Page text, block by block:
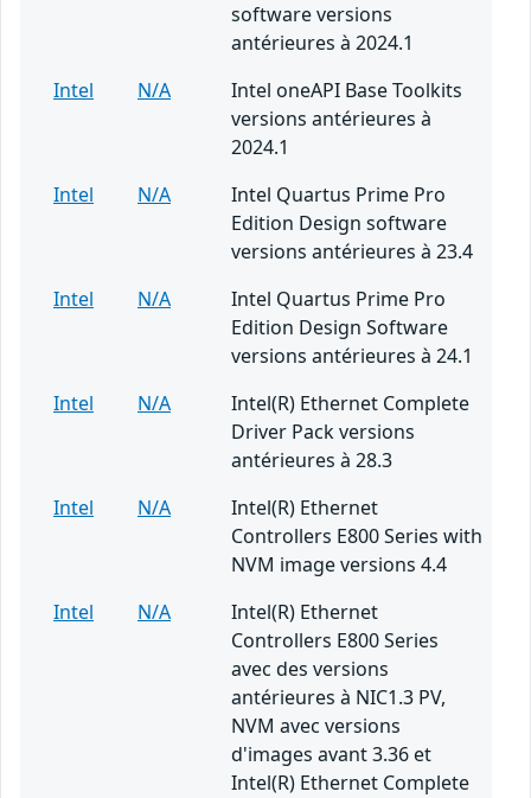
software versions
antérieures à 2024.1
Intel
N/A
Intel oneAPI Base Toolkits
versions antérieures à
2024.1
Intel
N/A
Intel Quartus Prime Pro
Edition Design software
versions antérieures à 23.4
Intel
N/A
Intel Quartus Prime Pro
Edition Design Software
versions antérieures à 24.1
Intel
N/A
Intel(R) Ethernet Complete
Driver Pack versions
antérieures à 28.3
Intel
N/A
Intel(R) Ethernet
Controllers E800 Series with
NVM image versions 4.4
Intel
N/A
Intel(R) Ethernet
Controllers E800 Series
avec des versions
antérieures à NIC1.3 PV,
NVM avec versions
d'images avant 3.36 et
Intel(R) Ethernet Complete